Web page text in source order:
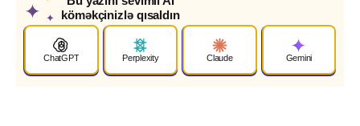
✦ ✦
köməkçinizlə qısaldın
ChatGPT Perplexity Claude Gemini